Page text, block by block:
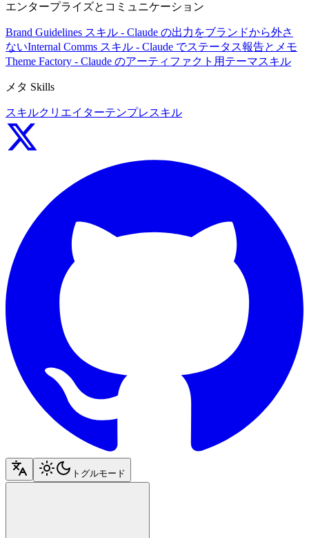
エンタープライズとコミュニケーション
Brand Guidelines スキル - Claude の出力をブランドから外さ
ないInternal Comms スキル - Claude でステータス報告とメモ
Theme Factory - Claude のアーティファクト用テーマスキル
メタ Skills
スキルクリエイターテンプレスキル
トグルモード